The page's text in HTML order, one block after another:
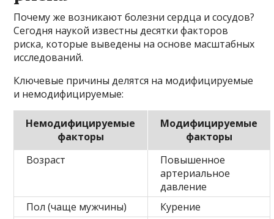
Почему же возникают болезни сердца и сосудов?
Сегодня наукой известны десятки факторов
риска, которые выведены на основе масштабных
исследований.
Ключевые причины делятся на модифицируемые
и немодифицируемые:
Немодифицируемые
факторы
Модифицируемые
факторы
Возраст
Повышенное
артериальное
давление
Пол (чаще мужчины)
Курение